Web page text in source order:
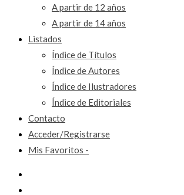
A partir de 12 años
A partir de 14 años
Listados
Índice de Títulos
Índice de Autores
Índice de Ilustradores
Índice de Editoriales
Contacto
Acceder/Registrarse
Mis Favoritos -